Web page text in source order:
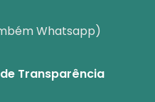
Whatsapp)
Transparência